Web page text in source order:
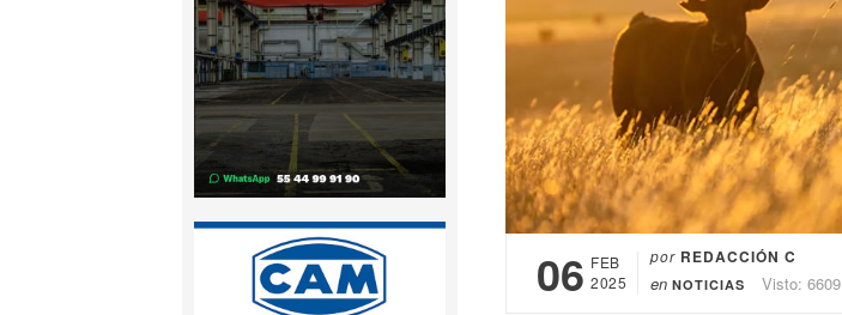
06 FEB
2025
por REDACCIÓN C
en NOTICIAS Visto: 6609